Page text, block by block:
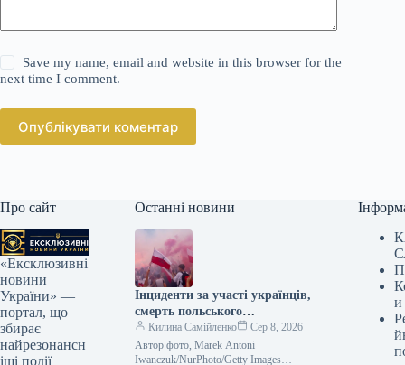
Save my name, email and website in this browser for the
next time I comment.
Опублікувати коментар
Про сайт
«Ексклюзивні
новини
України» —
портал, що
збирає
найрезонансн
іші події
Останні новини
Інциденти за участі українців,
смерть польського
добровольця та “шашлики” з
Моравецьким. Ключові події
в Польщі за тиждень
Килина Самійленко
Сер 8, 2026
Автор фото, Marek Antoni
Iwanczuk/NurPhoto/Getty Images
и